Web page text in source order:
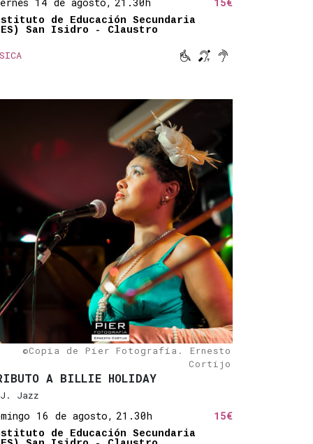
de Educación Secundaria
San Isidro - Claustro
Movilidad reducida

Bucle magnético
Sonido
©Copia de Pier Fotografía. Ernesto
Cortijo
A BILLIE HOLIDAY
Jazz
16 de agosto, 21.30h 15€
de Educación Secundaria